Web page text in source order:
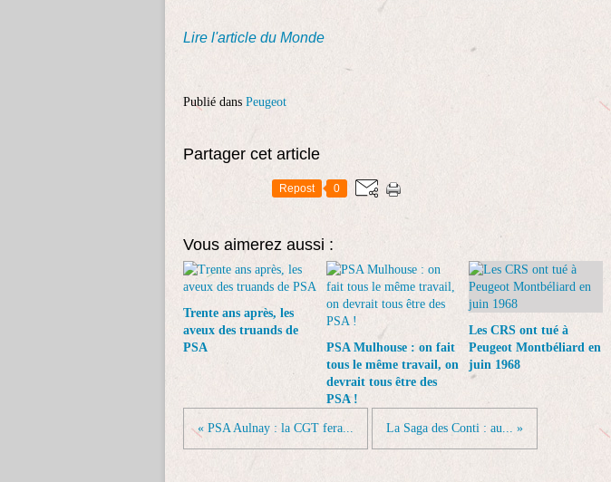
Lire l'article du Monde
Publié dans Peugeot
Partager cet article
Repost 0
Vous aimerez aussi :
Trente ans après, les
aveux des truands de
PSA
PSA Mulhouse : on fait
tous le même travail, on
devrait tous être des
PSA !
Les CRS ont tué à
Peugeot Montbéliard en
juin 1968
« PSA Aulnay : la CGT fera... La Saga des Conti : au... »